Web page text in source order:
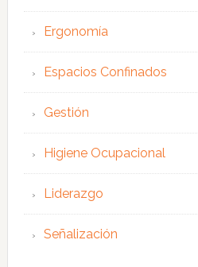
Ergonomía
Espacios Confinados
Gestión
Higiene Ocupacional
Liderazgo
Señalización